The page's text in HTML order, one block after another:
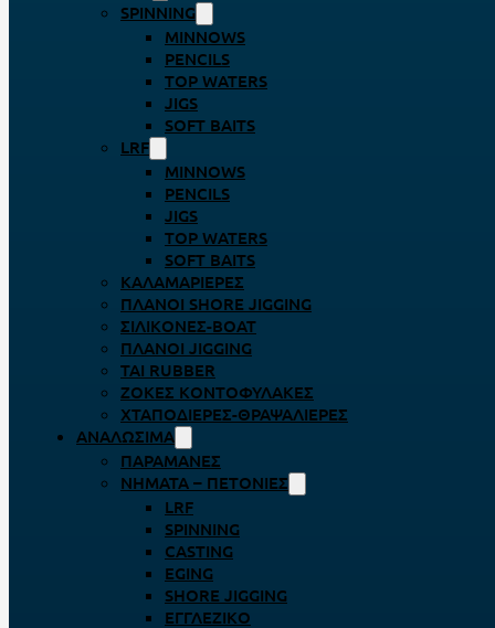
SPINNING
MINNOWS
PENCILS
TOP WATERS
JIGS
SOFT BAITS
LRF
MINNOWS
PENCILS
JIGS
TOP WATERS
SOFT BAITS
ΚΑΛΑΜΑΡΙΈΡΕΣ
ΠΛΆΝΟΙ SHORE JIGGING
ΣΙΛΙΚΌΝΕΣ-BOAT
ΠΛΆΝΟΙ JIGGING
TAI RUBBER
ΖΌΚΕΣ ΚΟΝΤΟΦΎΛΑΚΕΣ
ΧΤΑΠΟΔΙΈΡΕΣ-ΘΡΑΨΑΛΙΈΡΕΣ
ΑΝΑΛΏΣΙΜΑ
ΠΑΡΑΜΆΝΕΣ
ΝΉΜΑΤΑ – ΠΕΤΟΝΙΈΣ
LRF
SPINNING
CASTING
EGING
SHORE JIGGING
ΕΓΓΛΈΖΙΚΟ